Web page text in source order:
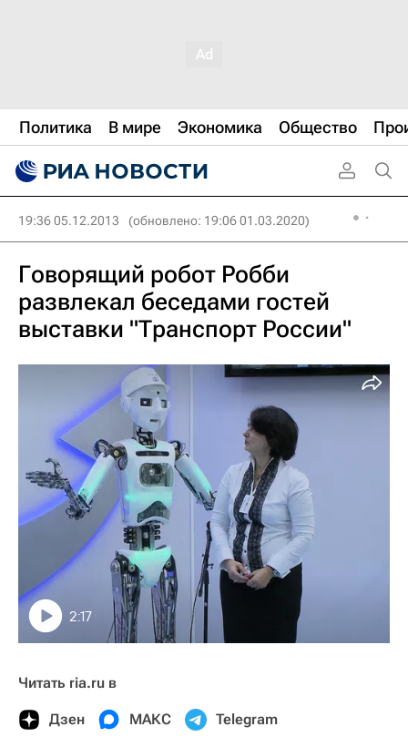
Политика В мире Экономика Общество
19:36 05.12.2013 (обновлено: 19:06 01.03.2020)
Говорящий робот Робби
развлекал беседами гостей
выставки "Транспорт России"
2:17
Читать ria.ru в
Дзен МАКС Telegram